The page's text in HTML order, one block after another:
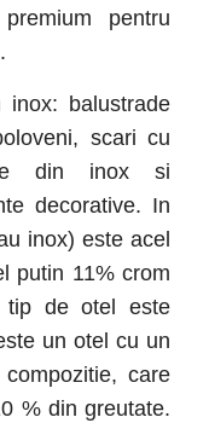
pentru
inox: balustrade
, scari cu
din inox si
decorative. In
inox) este acel
putin 11% crom
tip de otel este
un otel cu un
care
% din greutate.